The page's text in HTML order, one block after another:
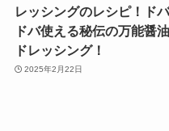
レッシングのレシピ！ドバ
ドバ使える秘伝の万能醤油
ドレッシング！
2025年2月22日